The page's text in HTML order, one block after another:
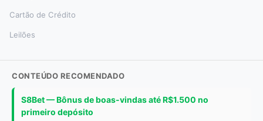
Cartão de Crédito
Leilões
CONTEÚDO RECOMENDADO
S8Bet — Bônus de boas-vindas até R$1.500 no
primeiro depósito